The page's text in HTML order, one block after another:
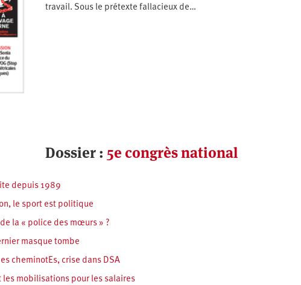
travail. Sous le prétexte fallacieux de…
Dossier : 5e congrès national
depuis 1989
le sport est politique
la « police des mœurs » ?
masque tombe
cheminotEs, crise dans DSA
mobilisations pour les salaires